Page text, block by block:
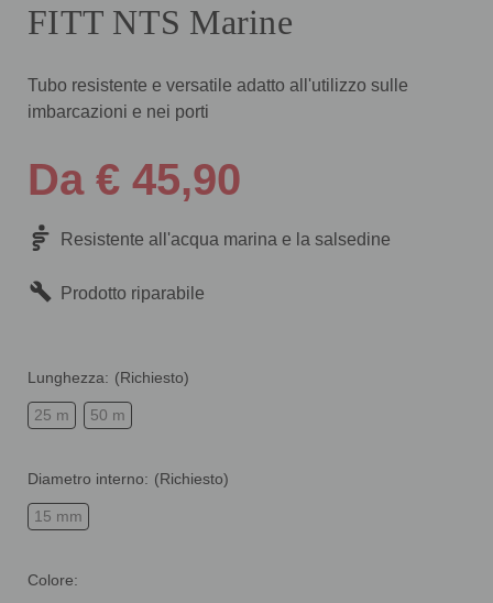
FITT NTS Marine
Tubo resistente e versatile adatto all'utilizzo sulle
imbarcazioni e nei porti
Da € 45,90
Resistente all'acqua marina e la salsedine
Prodotto riparabile
Lunghezza: (Richiesto)
25 m 50 m
Diametro interno: (Richiesto)
15 mm
Colore: